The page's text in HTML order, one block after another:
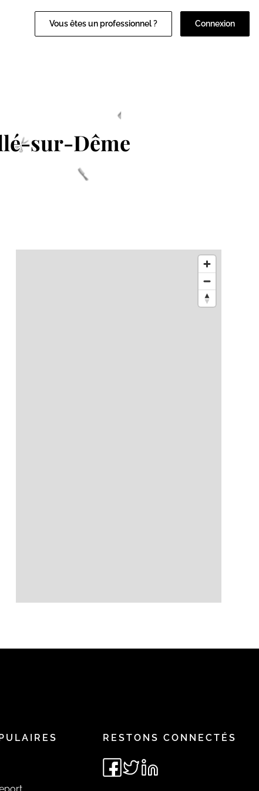
Vous êtes un professionnel ? Connexion
sur-Dême
RESTONS CONNECTÉS